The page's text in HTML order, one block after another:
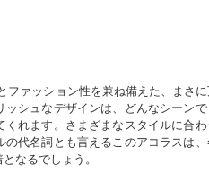
ファッション性を兼ね備えた、まさ
シュなデザインは、どんなシーン
れます。さまざまなスタイルに合
代名詞とも言えるこのアコラスは
なるでしょう。